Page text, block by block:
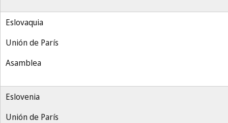
Eslovaquia
Unión de París
Asamblea
Eslovenia
Unión de París